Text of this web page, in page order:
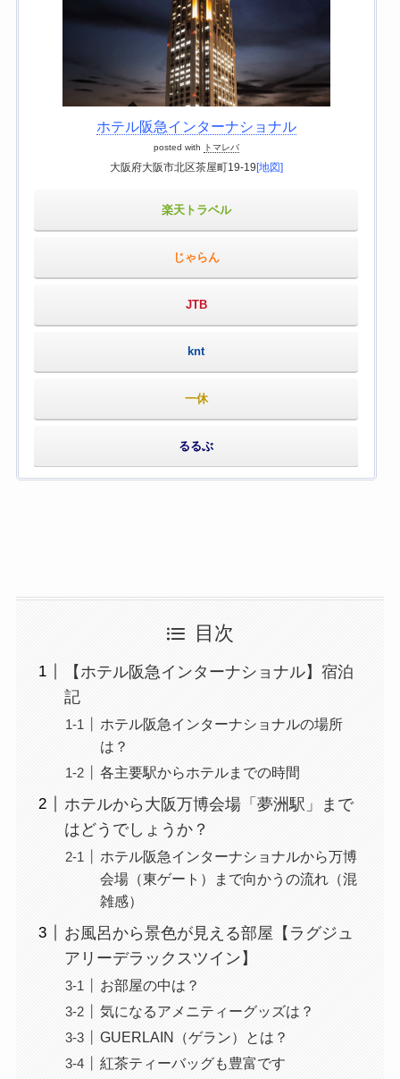
ホテル阪急インターナショナル
posted with トマレバ
大阪府大阪市北区茶屋町19-19 [地図]
楽天トラベル
じゃらん
JTB
knt
一休
るるぶ
目次
【ホテル阪急インターナショナル】宿泊
記
ホテル阪急インターナショナルの場所
は？
各主要駅からホテルまでの時間
ホテルから大阪万博会場「夢洲駅」まで
はどうでしょうか？
ホテル阪急インターナショナルから万博
会場（東ゲート）まで向かうの流れ（混
雑感）
お風呂から景色が見える部屋【ラグジュ
アリーデラックスツイン】
お部屋の中は？
気になるアメニティーグッズは？
GUERLAIN（ゲラン）とは？
紅茶ティーバッグも豊富です